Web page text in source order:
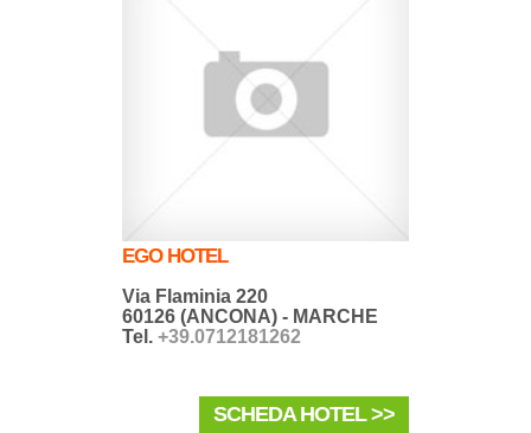
EGO HOTEL
Via Flaminia 220
60126 (ANCONA) - MARCHE
Tel. +39.0712181262
SCHEDA HOTEL >>